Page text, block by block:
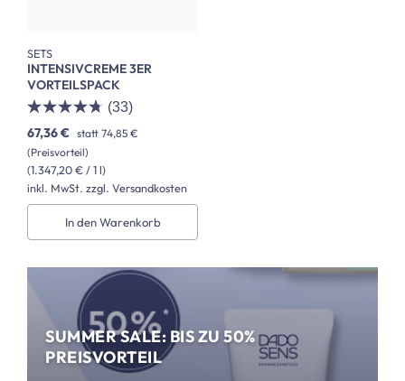
SETS
INTENSIVCREME 3ER
VORTEILSPACK
(33)
(1.347,20 € / 1 l)
67,36 € statt 74,85 €
(Preisvorteil)
inkl. MwSt. zzgl. Versandkosten
In den Warenkorb
SUMMER SALE: BIS ZU 50%
PREISVORTEIL